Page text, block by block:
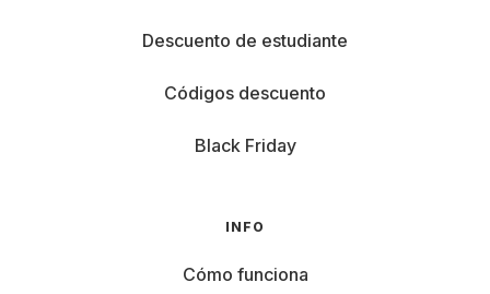
Descuento de estudiante
Códigos descuento
Black Friday
INFO
Cómo funciona